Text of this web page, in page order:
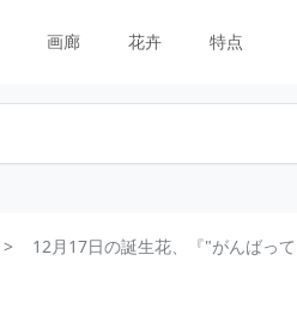
画廊 花卉 特点
12月17日の誕生花、『"がんばっ